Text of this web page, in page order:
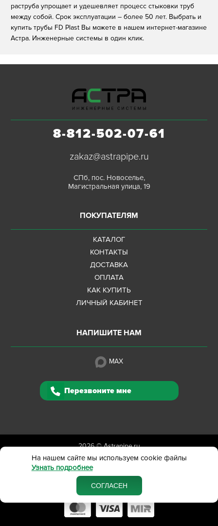
раструба упрощает и удешевляет процесс стыковки труб
между собой. Срок эксплуатации – более 50 лет. Выбрать и
купить трубы FD Plast Вы можете в нашем интернет-магазине
Астра. Инженерные системы в один клик.
8-812-502-07-61
zakaz@astrapipe.ru
СПб, пос. Новоселье,
Магистральная улица, 19
ПОКУПАТЕЛЯМ
КАТАЛОГ
КОНТАКТЫ
ДОСТАВКА
ОПЛАТА
КАК КУПИТЬ
ЛИЧНЫЙ КАБИНЕТ
НАПИШИТЕ НАМ
MAX
Перезвоните мне
2026 ©Astrapipe.ru
Полная версия сайта
Политика конфиденциальности
Вся представленная на сайте информация приведена
в ознакомительных целях и не является публичной офертой
На нашем сайте мы используем cookie файлы
Узнать подробнее
СОГЛАСЕН